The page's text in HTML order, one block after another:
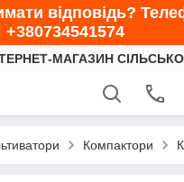
відповідь?
+380734541574
МАГАЗИН
Компактори